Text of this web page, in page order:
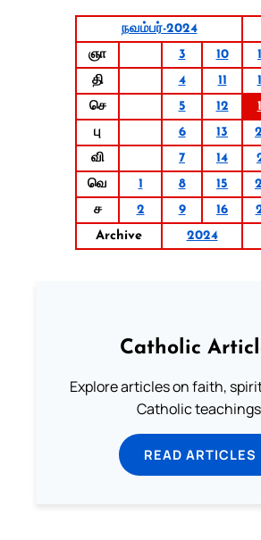
நவம்பர்-2024
ஞா
3 10
தி
4 11
செ
5 12
பு
6 13
வி
7 14
வெ
1 8 15
ச
2 9 16
Archive
2024
Catholic
Explore articles on faith,
Catholic
READ ARTICLES